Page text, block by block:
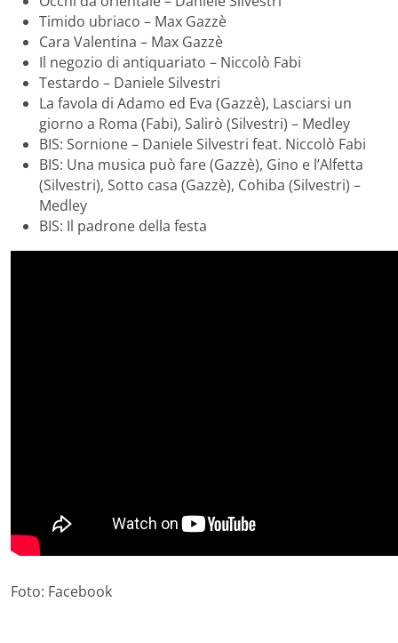
Timido ubriaco – Max Gazzè
Cara Valentina – Max Gazzè
Il negozio di antiquariato – Niccolò Fabi
Testardo – Daniele Silvestri
La favola di Adamo ed Eva (Gazzè), Lasciarsi un
giorno a Roma (Fabi), Salirò (Silvestri) – Medley
BIS: Sornione – Daniele Silvestri feat. Niccolò Fabi
BIS: Una musica può fare (Gazzè), Gino e l’Alfetta
(Silvestri), Sotto casa (Gazzè), Cohiba (Silvestri) –
Medley
BIS: Il padrone della festa
Foto: Facebook